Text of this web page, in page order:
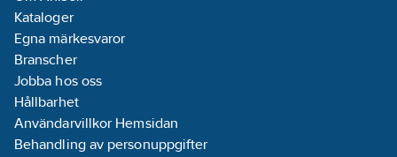
Kataloger
Egna märkesvaror
Branscher
Jobba hos oss
Hållbarhet
Användarvillkor Hemsidan
Behandling av personuppgifter